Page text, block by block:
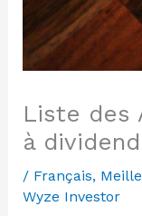
Liste des
à
/ Français,
Wyze Investor